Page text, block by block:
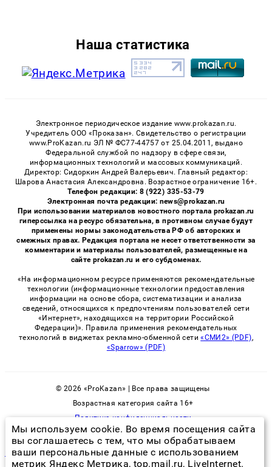
Наша статистика
Электронное периодическое издание www.prokazan.ru.
Учредитель ООО «Проказан». Cвидетельство о регистрации
www.ProKazan.ru ЭЛ № ФС77-44757 от 25.04.2011, выдано
Федеральной службой по надзору в сфере связи,
информационных технологий и массовых коммуникаций.
Директор: Сидоркин Андрей Валерьевич. Главный редактор:
Шарова Анастасия Александровна. Возрастное ограничение 16+.
Телефон редакции: 8 (922) 335-53-79
Электронная почта редакции: news@prokazan.ru
При использовании материалов новостного портала prokazan.ru
гиперссылка на ресурс обязательна, в противном случае будут
применены нормы законодательства РФ об авторских и
смежных правах. Редакция портала не несет ответственности за
комментарии и материалы пользователей, размещенные на
сайте prokazan.ru и его субдоменах.
«На информационном ресурсе применяются рекомендательные
технологии (информационные технологии предоставления
информации на основе сбора, систематизации и анализа
сведений, относящихся к предпочтениям пользователей сети
«Интернет», находящихся на территории Российской
Федерации)». Правила применения рекомендательных
технологий в виджетах рекламно-обменной сети«СМИ2» (PDF),
«Sparrow» (PDF)
© 2026 «ProKazan» | Все права защищены
Возрастная категория сайта 16+
Политика конфиденциальности
постельные клопы воняют или нет
Мы используем cookie. Во время посещения сайта
вы соглашаетесь с тем, что мы обрабатываем
ваши персональные данные с использованием
метрик Яндекс Метрика, top.mail.ru, LiveInternet.